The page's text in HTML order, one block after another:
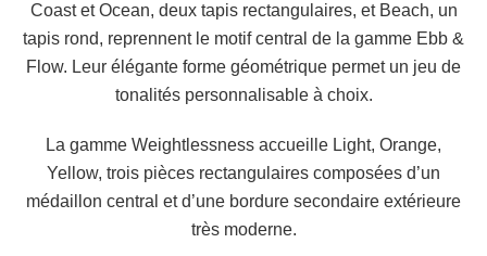
Coast et Ocean, deux tapis rectangulaires, et Beach, un
tapis rond, reprennent le motif central de la gamme Ebb &
Flow. Leur élégante forme géométrique permet un jeu de
tonalités personnalisable à choix.
La gamme Weightlessness accueille Light, Orange,
Yellow, trois pièces rectangulaires composées d’un
médaillon central et d’une bordure secondaire extérieure
très moderne.